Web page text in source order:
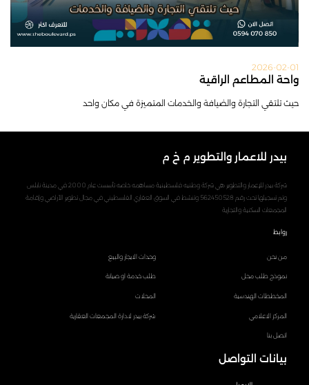
2026-02-01
واحة المطاعم الراقية
حيث تلتقي التجارة والضيافة والخدمات المتميزة في مكان واحد
بيدر للاعمار والتطوير م خ م
شركة بيدر للإعمار والتطوير هي شركة وطنيه فلسطينية مساهمه خاصه تأسست عام 2000 في مدينة نابلس
وتم تسجيلها تحت رقم 562450528 وتنشط في السوق العقاري الفلسطيني في مجال تطوير الأراضي وإقامة
المجمعات السكنية والتجارية
روابط
من نحن وحدات الايجار والبيع
نموذج طلب محل طلب خدمة او صيانة
المخططات الهندسية المحلات
المركز الاعلامي شركة بيدر لادارة المجمعات العقارية
اتصل بنا
بيانات التواصل